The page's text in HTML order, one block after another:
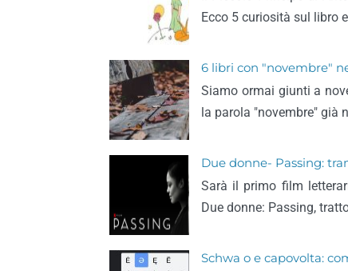
Ecco 5 curiosità sul libro
6 libri con "novembre"
Siamo ormai giunti a
la parola "novembre" già
Due donne- Passing:
Sarà il primo film
Due donne: Passing,
Schwa o e capovolta: